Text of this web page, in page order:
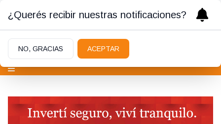
¿Querés recibir nuestras notificaciones?
NO, GRACIAS ACEPTAR